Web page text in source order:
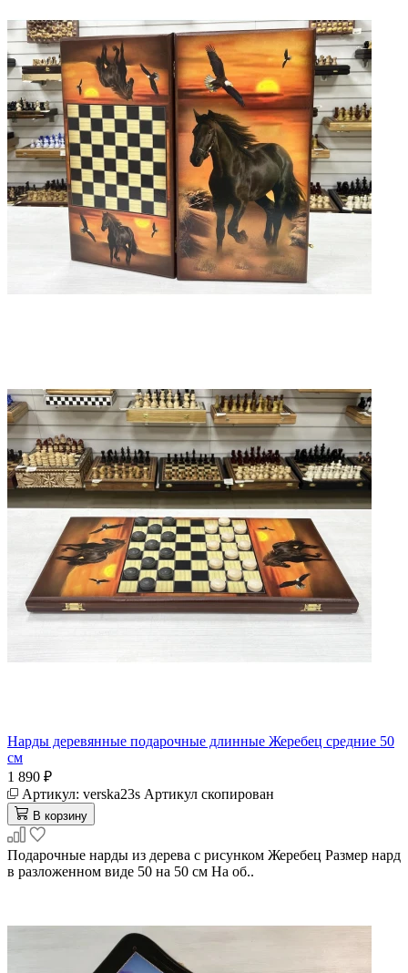
Нарды деревянные подарочные длинные Жеребец средние 50
см
1 890 ₽
Артикул: verska23s Артикул скопирован
В корзину
Подарочные нарды из дерева с рисунком Жеребец Размер нард
в разложенном виде 50 на 50 см На об..